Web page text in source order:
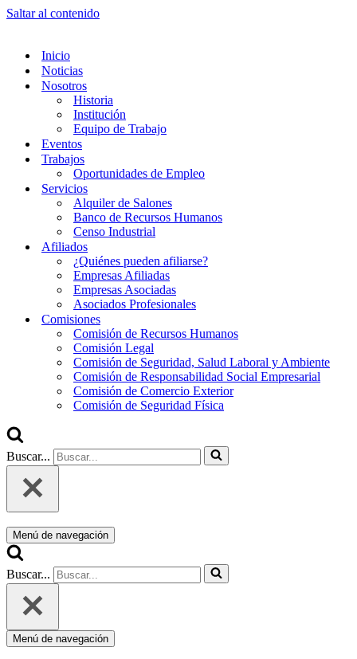
Saltar al contenido
Inicio
Noticias
Nosotros
Historia
Institución
Equipo de Trabajo
Eventos
Trabajos
Oportunidades de Empleo
Servicios
Alquiler de Salones
Banco de Recursos Humanos
Censo Industrial
Afiliados
¿Quiénes pueden afiliarse?
Empresas Afiliadas
Empresas Asociadas
Asociados Profesionales
Comisiones
Comisión de Recursos Humanos
Comisión Legal
Comisión de Seguridad, Salud Laboral y Ambiente
Comisión de Responsabilidad Social Empresarial
Comisión de Comercio Exterior
Comisión de Seguridad Física
Buscar...
Menú de navegación
Buscar...
Menú de navegación